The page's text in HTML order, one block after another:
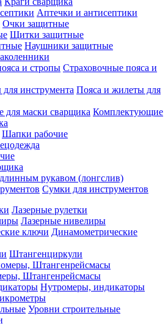
Аптечки и антисептики
Очки защитные
Щитки защитные
Наушники защитные
Страховочные пояса и
Пояса и жилеты для
Комплектующие
Шапки рабочие
рукавом (лонгслив)
Сумки для инструментов
Лазерные рулетки
Лазерные нивелиры
Динамометрические
Штангенциркули
Штангенрейсмасы
Нутромеры, индикаторы
Уровни строительные